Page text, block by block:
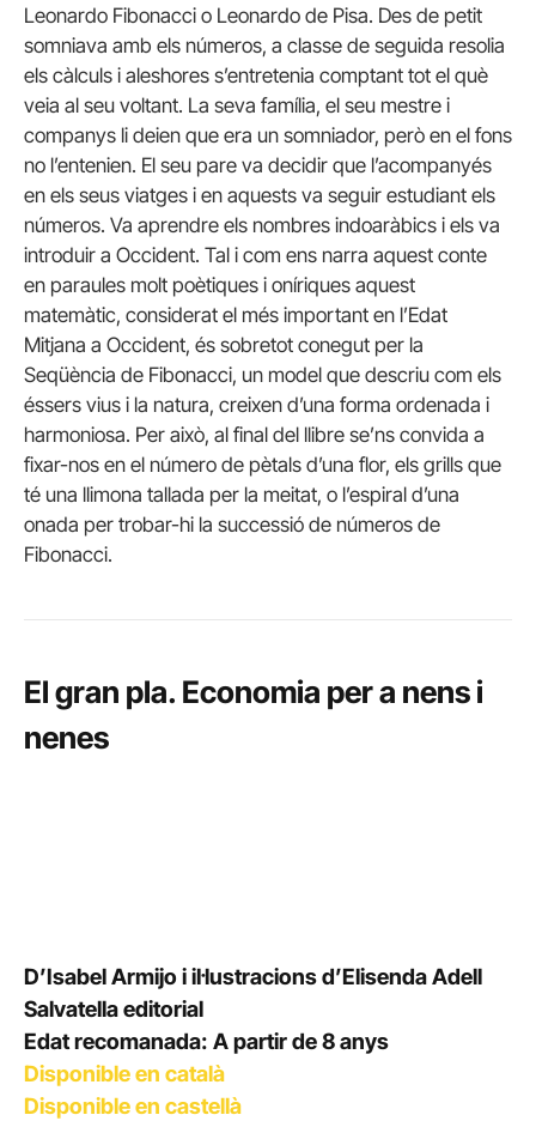
Leonardo Fibonacci o Leonardo de Pisa. Des de petit
somniava amb els números, a classe de seguida resolia
els càlculs i aleshores s’entretenia comptant tot el què
veia al seu voltant. La seva família, el seu mestre i
companys li deien que era un somniador, però en el fons
no l’entenien. El seu pare va decidir que l’acompanyés
en els seus viatges i en aquests va seguir estudiant els
números. Va aprendre els nombres indoaràbics i els va
introduir a Occident. Tal i com ens narra aquest conte
en paraules molt poètiques i oníriques aquest
matemàtic, considerat el més important en l’Edat
Mitjana a Occident, és sobretot conegut per la
Seqüència de Fibonacci, un model que descriu com els
éssers vius i la natura, creixen d’una forma ordenada i
harmoniosa. Per això, al final del llibre se’ns convida a
fixar-nos en el número de pètals d’una flor, els grills que
té una llimona tallada per la meitat, o l’espiral d’una
onada per trobar-hi la successió de números de
Fibonacci.
El gran pla. Economia per a nens i
nenes
D’Isabel Armijo i il·lustracions d’Elisenda Adell
Salvatella editorial
Edat recomanada: A partir de 8 anys
Disponible en català
Disponible en castellà